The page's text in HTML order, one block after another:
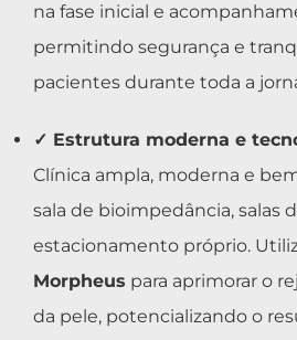
na fase inicial e
permitindo segurança e
pacientes durante toda a
✓ Estrutura moderna e
Clínica ampla, moderna e
sala de bioimpedância, salas
estacionamento próprio.
Morpheus para aprimorar o
da pele, potencializando o